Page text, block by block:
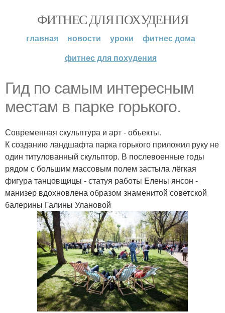
ФИТНЕС ДЛЯ ПОХУДЕНИЯ
главная новости уроки
фитнес дома
фитнес для похудения
Гид по самым интересным
местам в парке горького.
Современная скульптура и арт - объекты.
К созданию ландшафта парка горького приложил руку не
один титулованный скульптор. В послевоенные годы
рядом с большим массовым полем застыла лёгкая
фигура танцовщицы - статуя работы Елены янсон -
манизер вдохновлена образом знаменитой советской
балерины Галины Улановой